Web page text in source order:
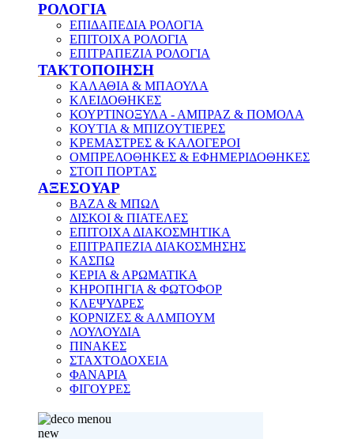
ΡΟΛΟΓΙΑ
ΕΠΙΔΑΠΕΔΙΑ ΡΟΛΟΓΙΑ
ΕΠΙΤΟΙΧΑ ΡΟΛΟΓΙΑ
ΕΠΙΤΡΑΠΕΖΙΑ ΡΟΛΟΓΙΑ
ΤΑΚΤΟΠΟΙΗΣΗ
ΚΑΛΑΘΙΑ & ΜΠΑΟΥΛΑ
ΚΛΕΙΔΟΘΗΚΕΣ
ΚΟΥΡΤΙΝΟΞΥΛΑ - ΑΜΠΡΑΖ & ΠΟΜΟΛΑ
ΚΟΥΤΙΑ & ΜΠΙΖΟΥΤΙΕΡΕΣ
ΚΡΕΜΑΣΤΡΕΣ & ΚΑΛΟΓΕΡΟΙ
ΟΜΠΡΕΛΟΘΗΚΕΣ & ΕΦΗΜΕΡΙΔΟΘΗΚΕΣ
ΣΤΟΠ ΠΟΡΤΑΣ
ΑΞΕΣΟΥΑΡ
ΒΑΖΑ & ΜΠΩΛ
ΔΙΣΚΟΙ & ΠΙΑΤΕΛΕΣ
ΕΠΙΤΟΙΧΑ ΔΙΑΚΟΣΜΗΤΙΚΑ
ΕΠΙΤΡΑΠΕΖΙΑ ΔΙΑΚΟΣΜΗΣΗΣ
ΚΑΣΠΩ
ΚΕΡΙΑ & ΑΡΩΜΑΤΙΚΑ
ΚΗΡΟΠΗΓΙΑ & ΦΩΤΟΦΟΡ
ΚΛΕΨΥΔΡΕΣ
ΚΟΡΝΙΖΕΣ & ΑΛΜΠΟΥΜ
ΛΟΥΛΟΥΔΙΑ
ΠΙΝΑΚΕΣ
ΣΤΑΧΤΟΔΟΧΕΙΑ
ΦΑΝΑΡΙΑ
ΦΙΓΟΥΡΕΣ
new